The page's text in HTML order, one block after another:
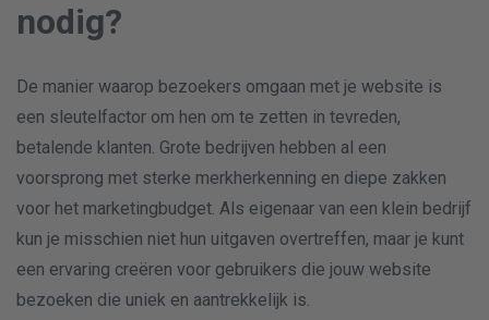
nodig?
De manier waarop bezoekers omgaan met je website is
een sleutelfactor om hen om te zetten in tevreden,
betalende klanten. Grote bedrijven hebben al een
voorsprong met sterke merkherkenning en diepe zakken
voor het marketingbudget. Als eigenaar van een klein bedrijf
kun je misschien niet hun uitgaven overtreffen, maar je kunt
een ervaring creëren voor gebruikers die jouw website
bezoeken die uniek en aantrekkelijk is.